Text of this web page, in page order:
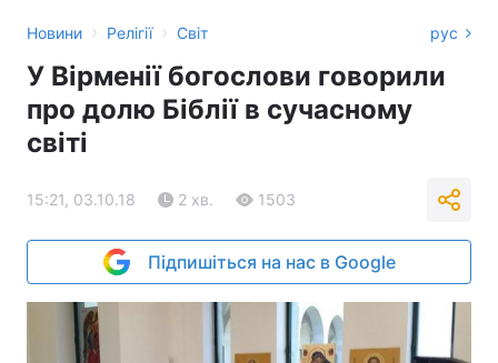
Новини › Релігії › Світ рус
У Вірменії богослови говорили
про долю Біблії в сучасному
світі
15:21, 03.10.18 2 хв. 1503
Підпишіться на нас в Google